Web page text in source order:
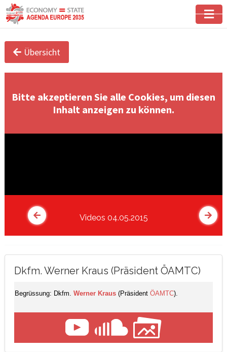
Übersicht
Bitte akzeptieren Sie alle Cookies, um diesen
Inhalt anzeigen zu können.
Videos 04.05.2015
Dkfm. Werner Kraus (Präsident ÖAMTC)
Begrüssung: Dkfm. Werner Kraus (Präsident ÖAMTC).